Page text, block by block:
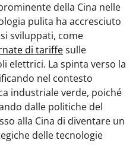
della Cina nelle
pulita ha accresciuto
sviluppati, come
di tariffesulle
elettrici. La spinta verso la
nel contesto
industriale verde, poiché
dalle politiche del
alla Cina di diventare un
delle tecnologie